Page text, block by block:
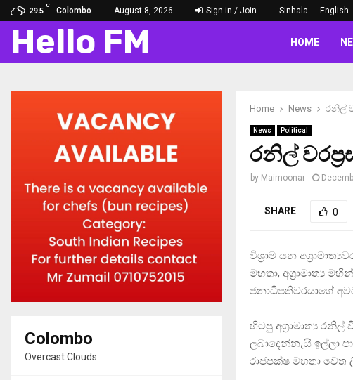
29.5
C
Colombo August 8, 2026 Sign in / Join Sinhala English
Hello FM HOME
Home News රනිල්
News Political
රනිල්
by Maimoonar
SHARE 0
විශ‍්‍රාම යන
මහතා, අග‍්‍රාමාත්‍ය
ජනාධිපතිවරයාගේ
හිටපු අග‍්‍රාමාත්‍ය රනිල්
ලබාදෙන්නැයි ඉල්ලා
රාජපක්ෂ මහතා වෙත
Colombo
Overcast Clouds